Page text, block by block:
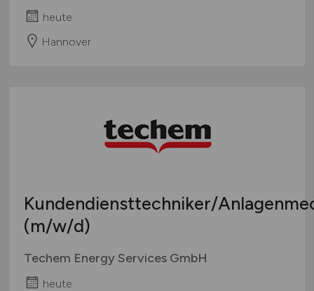
heute
Hannover
Kundendiensttechniker/
(m/w/d)
Techem Energy Services GmbH
heute